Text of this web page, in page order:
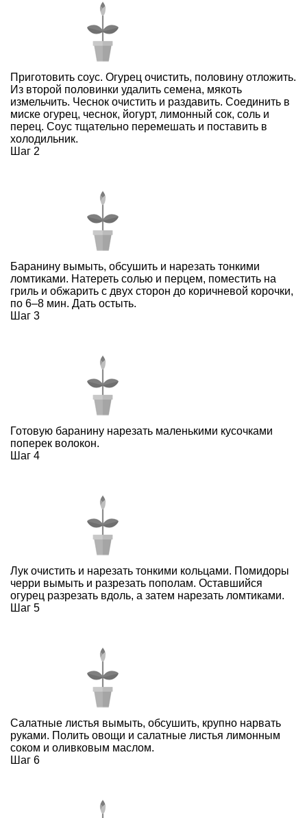
Приготовить соус. Огурец очистить, половину отложить.
Из второй половинки удалить семена, мякоть
измельчить. Чеснок очистить и раздавить. Соединить в
миске огурец, чеснок, йогурт, лимонный сок, соль и
перец. Соус тщательно перемешать и поставить в
холодильник.
Шаг 2
Баранину вымыть, обсушить и нарезать тонкими
ломтиками. Натереть солью и перцем, поместить на
гриль и обжарить с двух сторон до коричневой корочки,
по 6–8 мин. Дать остыть.
Шаг 3
Готовую баранину нарезать маленькими кусочками
поперек волокон.
Шаг 4
Лук очистить и нарезать тонкими кольцами. Помидоры
черри вымыть и разрезать пополам. Оставшийся
огурец разрезать вдоль, а затем нарезать ломтиками.
Шаг 5
Салатные листья вымыть, обсушить, крупно нарвать
руками. Полить овощи и салатные листья лимонным
соком и оливковым маслом.
Шаг 6